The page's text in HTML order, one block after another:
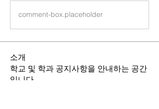
comment-box.placeholder
소개
학교 및 학과 공지사항을 안내하는 공간
입니다.